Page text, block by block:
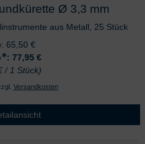
Ø 3,3 mm
aus Metall, 25 Stück
65,50 €
∗: 77,95 €
/ 1 Stück)
Versandkosten